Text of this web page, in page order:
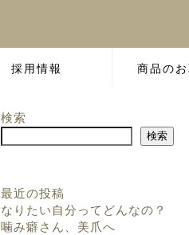
採用情報 商品の
検索
検索
最近の投稿
なりたい自分ってどんなの？
噛み癖さん、美爪へ